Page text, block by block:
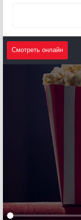
Смотреть онлайн